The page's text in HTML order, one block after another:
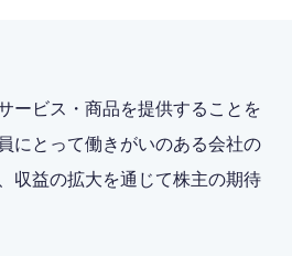
ービス・商品を提供することを
にとって働きがいのある会社の
収益の拡大を通じて株主の期待